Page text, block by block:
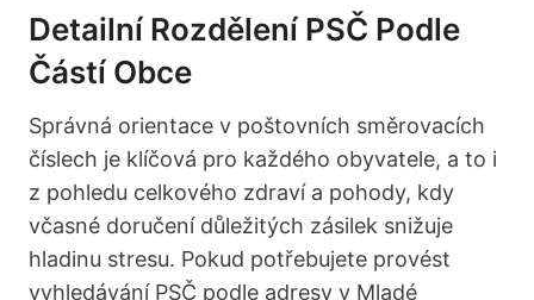
Detailní Rozdělení PSČ Podle
Částí Obce
Správná orientace v poštovních směrovacích
číslech je klíčová pro každého obyvatele, a to i
z pohledu celkového zdraví a pohody, kdy
včasné doručení důležitých zásilek snižuje
hladinu stresu. Pokud potřebujete provést
vyhledávání PSČ podle adresy v Mladé